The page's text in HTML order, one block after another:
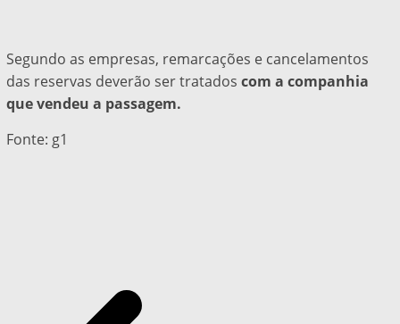
Segundo as empresas, remarcações e cancelamentos
das reservas deverão ser tratados com a companhia
que vendeu a passagem.
Fonte: g1